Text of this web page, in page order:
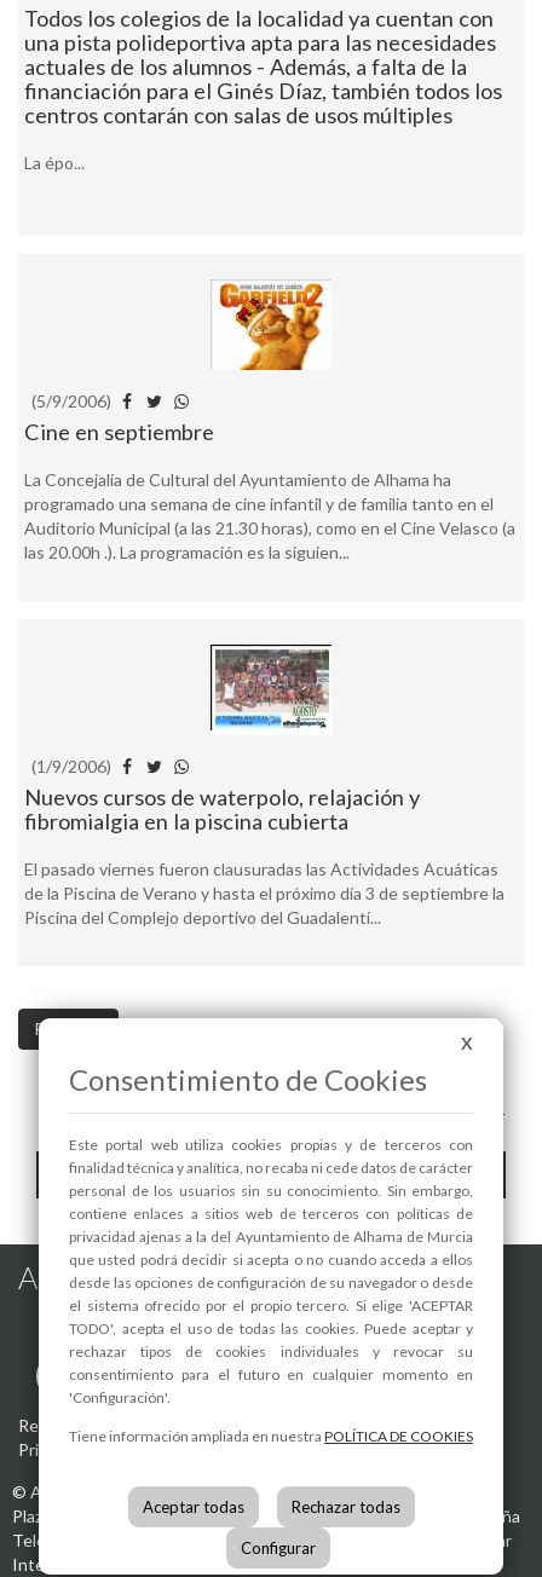
Todos los colegios de la localidad ya cuentan con
una pista polideportiva apta para las necesidades
actuales de los alumnos - Además, a falta de la
financiación para el Ginés Díaz, también todos los
centros contarán con salas de usos múltiples
La épo...
(5/9/2006)
Cine en septiembre
La Concejalía de Cultural del Ayuntamiento de Alhama ha
programado una semana de cine infantil y de familia tanto en el
Auditorio Municipal (a las 21.30 horas), como en el Cine Velasco (a
las 20.00h .). La programación es la siguien...
(1/9/2006)
Nuevos cursos de waterpolo, relajación y
fibromialgia en la piscina cubierta
El pasado viernes fueron clausuradas las Actividades Acuáticas
de la Piscina de Verano y hasta el próximo día 3 de septiembre la
Piscina del Complejo deportivo del Guadalentí...
Pag. 1 / 1
A+ A-
Hemeroteca
Toggle
Alhama de Murcia en las Redes
Registro de actividades de tratamiento Aviso Legal
Privacidad
Política de Cookies
© Ayuntamiento de Alhama de Murcia
Plaza de la Constitución, 130840 Alhama de Murcia (Murcia)
España
Teléfono:
info@alhamademurcia.es
Avatar
Internet S.L.L.
X
Consentimiento de Cookies
Este portal web utiliza cookies propias y de terceros con
finalidad técnica y analítica, no recaba ni cede datos de carácter
personal de los usuarios sin su conocimiento. Sin embargo,
contiene enlaces a sitios web de terceros con políticas de
privacidad ajenas a la del Ayuntamiento de Alhama de Murcia
que usted podrá decidir si acepta o no cuando acceda a ellos
desde las opciones de configuración de su navegador o desde
el sistema ofrecido por el propio tercero. Si elige 'ACEPTAR
TODO', acepta el uso de todas las cookies. Puede aceptar y
rechazar tipos de cookies individuales y revocar su
consentimiento para el futuro en cualquier momento en
'Configuración'.
Tiene información ampliada en nuestra POLÍTICA DE COOKIES
Aceptar todas Rechazar todas
Configurar